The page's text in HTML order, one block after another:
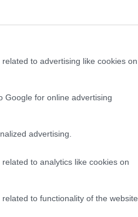
to advertising like cookies on
Google for online advertising
advertising.
to analytics like cookies on
to functionality of the website